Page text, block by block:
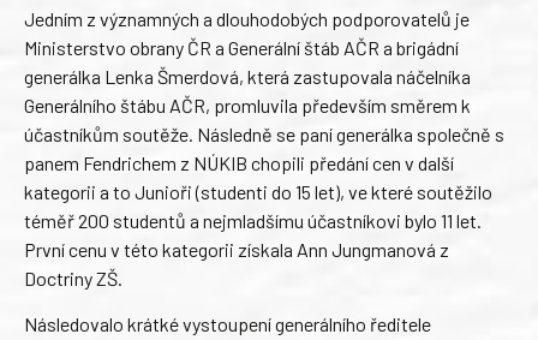
Jedním z významných a dlouhodobých podporovatelů je
Ministerstvo obrany ČR a Generální štáb AČR a brigádní
generálka Lenka Šmerdová, která zastupovala náčelníka
Generálního štábu AČR, promluvila především směrem k
účastníkům soutěže. Následně se paní generálka společně s
panem Fendrichem z NÚKIB chopili předání cen v další
kategorii a to Junioři (studenti do 15 let), ve které soutěžilo
téměř 200 studentů a nejmladšímu účastníkovi bylo 11 let.
První cenu v této kategorii získala Ann Jungmanová z
Doctriny ZŠ.
Následovalo krátké vystoupení generálního ředitele